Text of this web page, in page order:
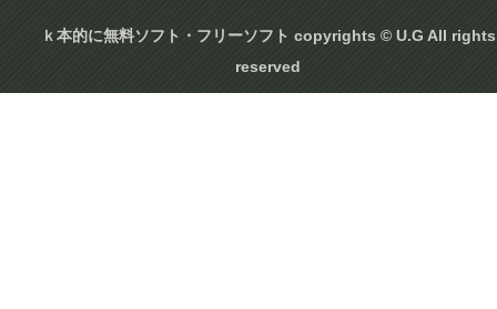
ｋ本的に無料ソフト・フリーソフト copyrights © U.G All rights
reserved